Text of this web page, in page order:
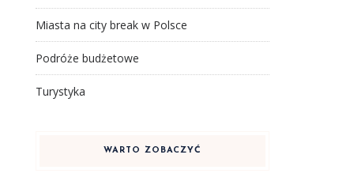
Miasta na city break w Polsce
Podróże budżetowe
Turystyka
WARTO ZOBACZYĆ